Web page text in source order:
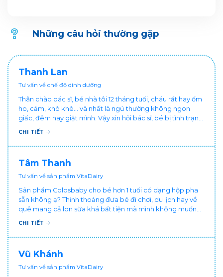
Những câu hỏi thường gặp
Thanh Lan
Tư vấn về chế độ dinh dưỡng
Thân chào bác sĩ, bé nhà tôi 12 tháng tuổi, cháu rất hay ốm
ho, cảm, khò khè... và nhất là ngủ thường không ngon
giấc, đêm hay giật mình. Vậy xin hỏi bác sĩ, bé bị tình trạng
vậy nên làm sao để con khỏe mạnh và ngủ ngon giấc hơn
chăm cháu hay ốm ạ?. Cảm ơn bác sĩ.
CHI TIẾT
Tâm Thanh
Tư vấn về sản phẩm VitaDairy
Sản phẩm Colosbaby cho bé hơn 1 tuổi có dạng hộp pha
sẵn không ạ? Thỉnh thoảng đưa bé đi chơi, du lịch hay về
quê mang cả lon sữa khá bất tiện mà mình không muốn
đổi cho bé dùng sữa tươi hộp khác sợ bé nạ sữa ảnh
CHI TIẾT
Vũ Khánh
Tư vấn về sản phẩm VitaDairy